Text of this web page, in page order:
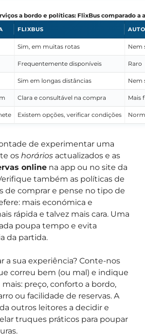
a bordo e políticas: FlixBus comparado
FLIXBUS
Sim, em muitas rotas Nem
Frequentemente disponíveis Raro
Sim em longas distâncias Nem
Clara e consultável na compra Mais
Existem opções, verificar condições
de experimentar uma
os horários actualizados e as
online na app ou no site da
também as políticas de
de comprar e pense no tipo de
mais económica e
rápida e talvez mais cara. Uma
poupa tempo e evita
da partida.
a sua experiência? Conte-nos
correu bem (ou mal) e indique
preço, conforto a bordo,
ou facilidade de reservas. A
outros leitores a decidir e
truques práticos para poupar